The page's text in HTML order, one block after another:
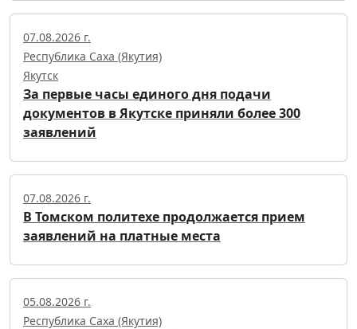
07.08.2026 г.
Республика Саха (Якутия)
Якутск
За первые часы единого дня подачи
документов в Якутске приняли более 300
заявлений
07.08.2026 г.
В Томском политехе продолжается прием
заявлений на платные места
05.08.2026 г.
Республика Саха (Якутия)